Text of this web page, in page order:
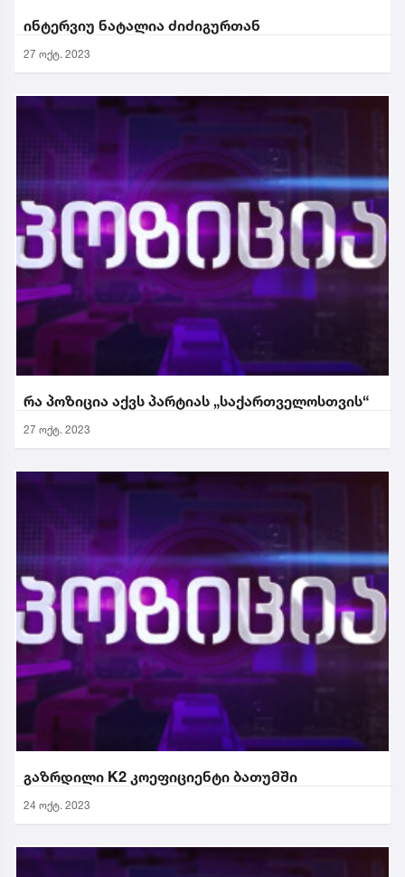
ინტერვიუ ნატალია ძიძიგურთან
27 ოქტ. 2023
რა პოზიცია აქვს პარტიას „საქართველოსთვის“
27 ოქტ. 2023
გაზრდილი K2 კოეფიციენტი ბათუმში
24 ოქტ. 2023